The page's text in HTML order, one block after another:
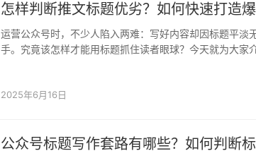
怎样判断推文标题优劣？如何快速打造爆
运营公众号时，不少人陷入两难：写好内容却因标题平淡
手。究竟该怎样才能用标题抓住读者眼球？今天就为大家
2025年6月16日
公众号标题写作套路有哪些？如何判断标